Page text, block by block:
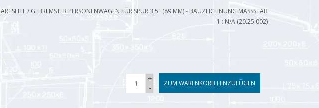
/ GEBREMSTER PERSONENWAGEN FÜR SPUR 3,5" (89 MM) - BAUZEICHNUNG MASSSTAB 1
: N/A (20.25.002)
+
-
ZUM WARENKORB HINZUFÜGEN